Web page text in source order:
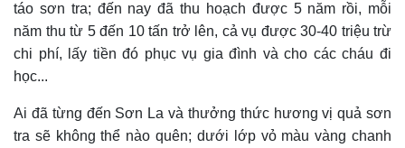
táo sơn tra; đến nay đã thu hoạch được 5 năm rồi, mỗi
năm thu từ 5 đến 10 tấn trở lên, cả vụ được 30-40 triệu trừ
chi phí, lấy tiền đó phục vụ gia đình và cho các cháu đi
học...
Ai đã từng đến Sơn La và thưởng thức hương vị quả sơn
tra sẽ không thể nào quên; dưới lớp vỏ màu vàng chanh